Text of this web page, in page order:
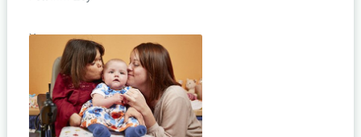
Хотели бы вы жить в роскошном
загородном особняке, который
расположен в окружении
пасторальных британских
пейзажей? И если ваш ответ –
«да», хорошо
подробнее